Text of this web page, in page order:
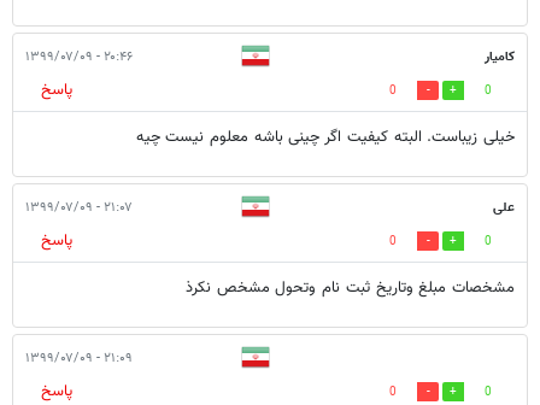
کامیار ۲۰:۴۶ - ۱۳۹۹/۰۷/۰۹
0
0
پاسخ
خیلی زیباست. البته کیفیت اگر چینی باشه معلوم نیست چیه
علی ۲۱:۰۷ - ۱۳۹۹/۰۷/۰۹
0
0
پاسخ
مشخصات مبلغ وتاریخ ثبت نام وتحول مشخص نکرذ
۲۱:۰۹ - ۱۳۹۹/۰۷/۰۹
0
0
پاسخ